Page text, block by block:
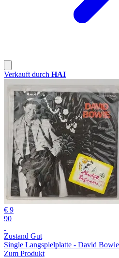
Verkauft durch HAI
€ 9
90
Zustand Gut
Single Langspielplatte - David
Zum Produkt